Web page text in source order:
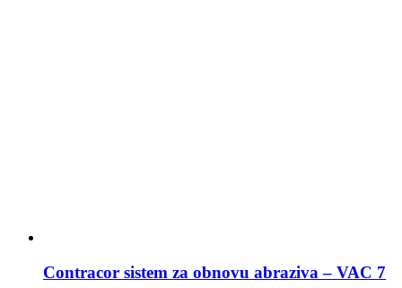
Contracor sistem za obnovu abraziva – VAC 7